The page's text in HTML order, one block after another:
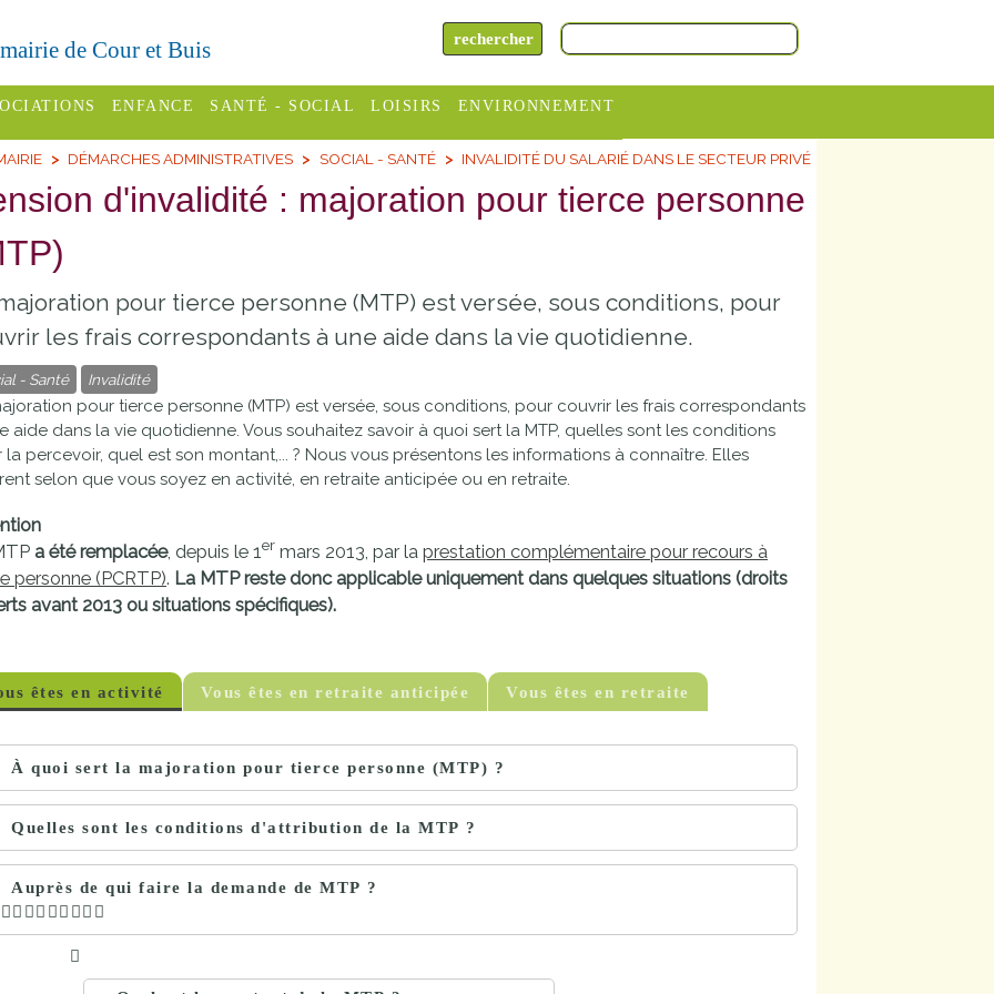
de Cour et Buis
des
Varèze
des
ENFANCE
Assistantes
maternelles
maternelle
enfance
Etablissements
scolaires
Établissements
SANTÉ - SOCIAL
Centres
sociaux
CCAS
Conseil
Le SSIAD
des Trois
Rivières
LOISIRS
Campings
tourisme
Piscines
Sélection
d'activité
Cour et
Buis
et
ENVIRONNEMENT
Horaires
Déchèteries
SITCOM
DÉMARCHES ADMINISTRATIVES SOCIAL - SANTÉ INVALIDITÉ DU SALARIÉ DANS LE SECTEUR PRIVÉ
d'invalidité : majoration pour tierce personne
pour tierce personne (MTP) est versée, sous conditions, pour
les frais correspondants à une aide dans la vie quotidienne.
- Santé Invalidité
pour tierce personne (MTP) est versée, sous conditions, pour couvrir les frais correspondants
aide dans la vie quotidienne. Vous souhaitez savoir à quoi sert la MTP, quelles sont les conditions
la percevoir, quel est son montant,... ? Nous vous présentons les informations à connaître. Elles
selon que vous soyez en activité, en retraite anticipée ou en retraite.
a été remplacée, depuis le 1er mars 2013, par la prestation complémentaire pour recours à
personne (PCRTP). La MTP reste donc applicable uniquement dans quelques situations (droits
avant 2013 ou situations spécifiques).
êtes en activité Vous êtes en retraite anticipée Vous êtes en retraite
À quoi sert la majoration pour tierce personne (MTP) ?
Quelles sont les conditions d'attribution de la MTP ?
Auprès de qui faire la demande de MTP ?